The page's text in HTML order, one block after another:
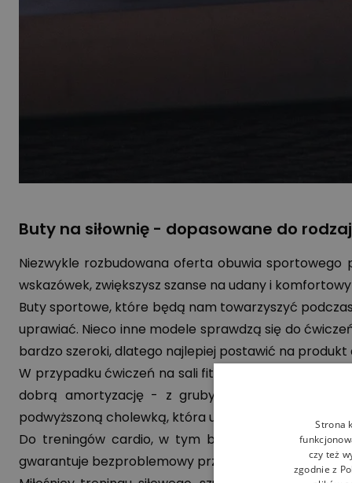
Buty na siłownię - dopasowane do
Niezwykle rozbudowana oferta obuwia sportowego
wskazówek, zwiększysz szanse na udany i
Buty sportowe, które będą nam towarzyszyć
uprawiać. Nieco inne modele sprawdzą się do
bardzo szeroki, dlatego najlepiej postawić na
W przypadku ćwiczeń na sali fitness odpowiednie
dobrą amortyzację - z grubymi, gumowymi
podwyższoną cholewką, która uchroni stopy przed
Do treningów cardio, w tym biegania na bieżni,
gwarantuje bezproblemowy przepływ powietrza i
Strona
czy też
zgodnie z